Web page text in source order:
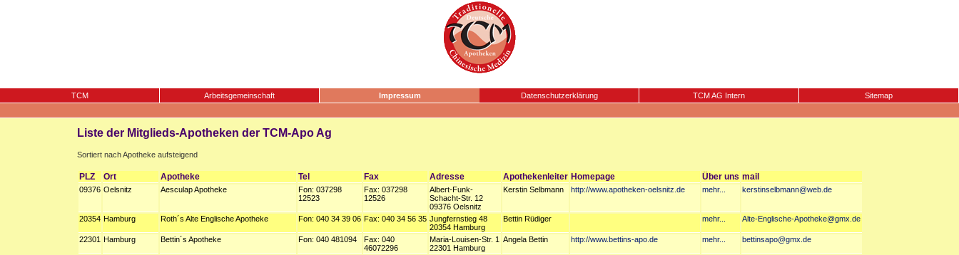
TCM Arbeitsgemeinschaft Impressum Datenschutzerklärung TCM AG Intern Sitemap
Liste der Mitglieds-Apotheken der TCM-Apo Ag
Sortiert nach Apotheke aufsteigend
PLZ Ort Apotheke Tel Fax Adresse Apothekenleiter Homepage Über uns mail
09376 Oelsnitz Aesculap Apotheke
Fon: 037298
12523
Fax: 037298
12526
Albert-Funk-
Schacht-Str. 12
09376 Oelsnitz
Kerstin Selbmann http://www.apotheken-oelsnitz.de mehr... kerstinselbmann@web.de
20354 Hamburg Roth´s Alte Englische Apotheke Fon: 040 34 39 06 Fax: 040 34 56 35 Jungfernstieg 48
20354 Hamburg
Bettin Rüdiger mehr... Alte-Englische-Apotheke@gmx.de
22301 Hamburg Bettin´s Apotheke Fon: 040 481094
Fax: 040
46072296
Maria-Louisen-Str. 1
22301 Hamburg
Angela Bettin http://www.bettins-apo.de mehr... bettinsapo@gmx.de